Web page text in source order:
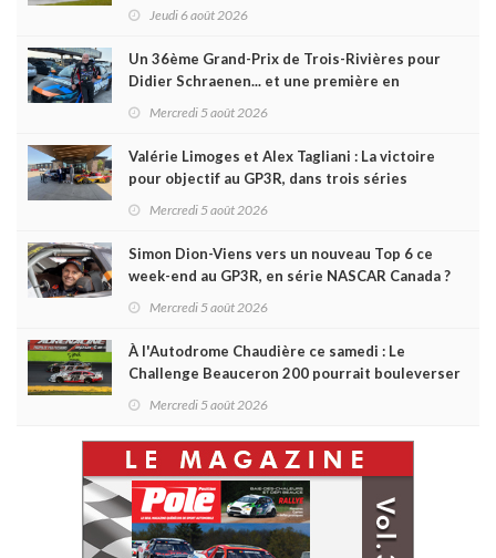
Jeudi 6 août 2026
Un 36ème Grand-Prix de Trois-Rivières pour
Didier Schraenen... et une première en
Mercredi 5 août 2026
Valérie Limoges et Alex Tagliani : La victoire
pour objectif au GP3R, dans trois séries
Mercredi 5 août 2026
Simon Dion-Viens vers un nouveau Top 6 ce
week-end au GP3R, en série NASCAR Canada ?
Mercredi 5 août 2026
À l'Autodrome Chaudière ce samedi : Le
Challenge Beauceron 200 pourrait bouleverser
Mercredi 5 août 2026